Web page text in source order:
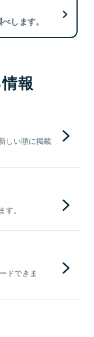
します。
報
しい順に掲載
。
ドできま